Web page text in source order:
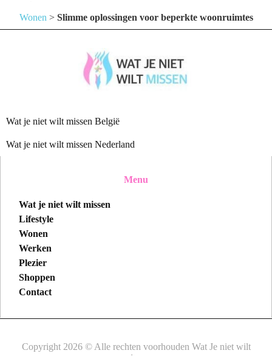
Wonen > Slimme oplossingen voor beperkte woonruimtes
Wat je niet wilt missen België
Wat je niet wilt missen Nederland
Menu
Wat je niet wilt missen
Lifestyle
Wonen
Werken
Plezier
Shoppen
Contact
Copyright 2026 © Alle rechten voorhouden Wat Je niet wilt